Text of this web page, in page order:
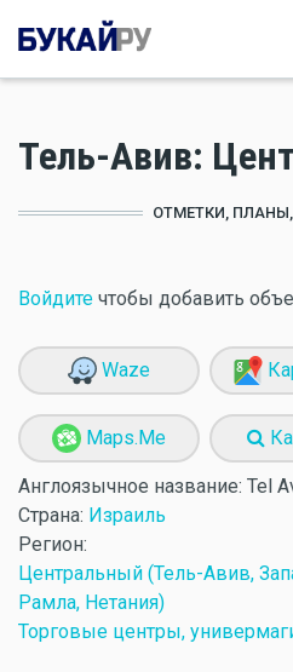
Тель-Авив:
ОТМЕТКИ,
Войдите чтобы добавить
Waze
Maps.Me
Англоязычное название: Tel
Страна: Израиль
Регион:
Центральный (Тель-Авив,
Рамла, Нетания)
Торговые центры,